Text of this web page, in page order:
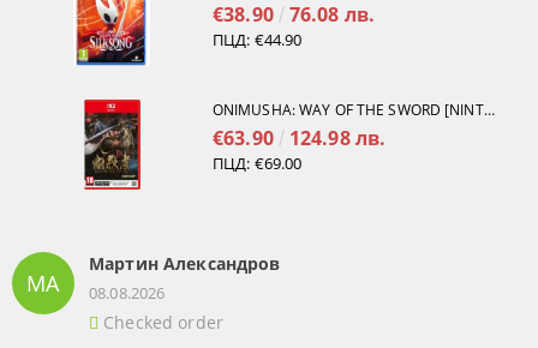
€38.90 76.08 лв.
ПЦД: €44.90
ONIMUSHA: WAY OF THE SWORD [NINTENDO SWITCH 2]
€63.90 124.98 лв.
ПЦД: €69.00
МА
Мартин Александров
08.08.2026
Checked order